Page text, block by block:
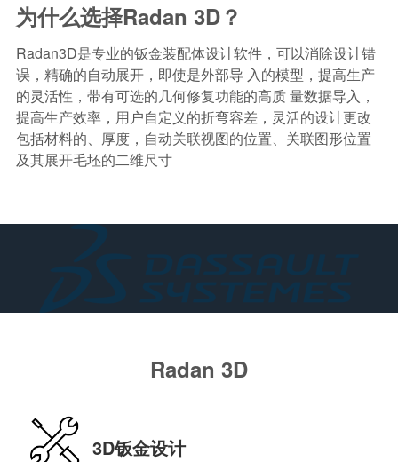
为什么选择Radan 3D？
Radan3D是专业的钣金装配体设计软件，可以消除设计错
误，精确的自动展开，即使是外部导 入的模型，提高生产
的灵活性，带有可选的几何修复功能的高质 量数据导入，
提高生产效率，用户自定义的折弯容差，灵活的设计更改
包括材料的、厚度，自动关联视图的位置、关联图形位置
及其展开毛坯的二维尺寸
Radan 3D
3D钣金设计